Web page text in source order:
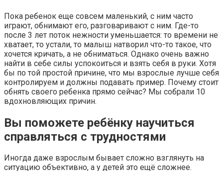
Пока ребенок еще совсем маленький, с ним часто
играют, обнимают его, разговаривают с ним. Где-то
после 3 лет поток нежности уменьшается: то времени не
хватает, то устали, то малыш натворил что-то такое, что
хочется кричать, а не обниматься. Однако очень важно
найти в себе силы успокоиться и взять себя в руки. Хотя
бы по той простой причине, что мы взрослые лучше себя
контролируем и должны подавать пример. Почему стоит
обнять своего ребенка прямо сейчас? Мы собрали 10
вдохновляющих причин.
Вы поможете ребёнку научиться
справляться с трудностями
Иногда даже взрослым бывает сложно взглянуть на
ситуацию объективно, а у детей это ещё сложнее.